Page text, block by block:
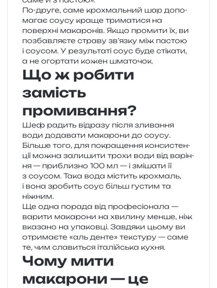
По-друге, саме кро­хмаль­ний шар допо­
ма­гає соусу краще три­ма­ти­ся на
поверх­ні мака­ро­нів. Якщо про­ми­ти їх, ви
позбав­ля­є­те стра­ву зв’язку між пастою
і соусом. У резуль­та­ті соус буде сті­ка­ти,
а не огор­та­ти кожен шматочок.
Що ж робити
замість
промивання?
Шеф радить від­ра­зу після зли­ва­н­ня
води дода­ва­ти мака­ро­ни до соусу.
Більше того, для покра­ще­н­ня кон­си­стен­
ції можна зали­ши­ти трохи води від варі­н­
ня — при­бли­зно 100 мл — і змі­ша­ти її
з соусом. Така вода містить кро­хмаль,
і вона зро­бить соус більш густим та
ніжним.
Ще одна пора­да від про­фе­сіо­на­ла —
вари­ти мака­ро­ни на хви­ли­ну менше, ніж
вка­за­но на упа­ков­ці. Завдяки цьому ви
отри­ма­є­те «аль денте» текс­ту­ру — саме
те, чим сла­ви­ться іта­лій­ська кухня.
Чому мити
макарони — це